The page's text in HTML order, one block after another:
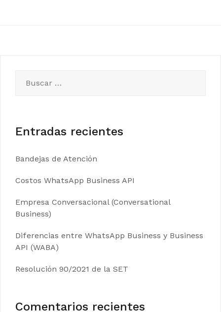
Entradas recientes
Bandejas de Atención
Costos WhatsApp Business API
Empresa Conversacional (Conversational
Business)
Diferencias entre WhatsApp Business y Business
API (WABA)
Resolución 90/2021 de la SET
Comentarios recientes